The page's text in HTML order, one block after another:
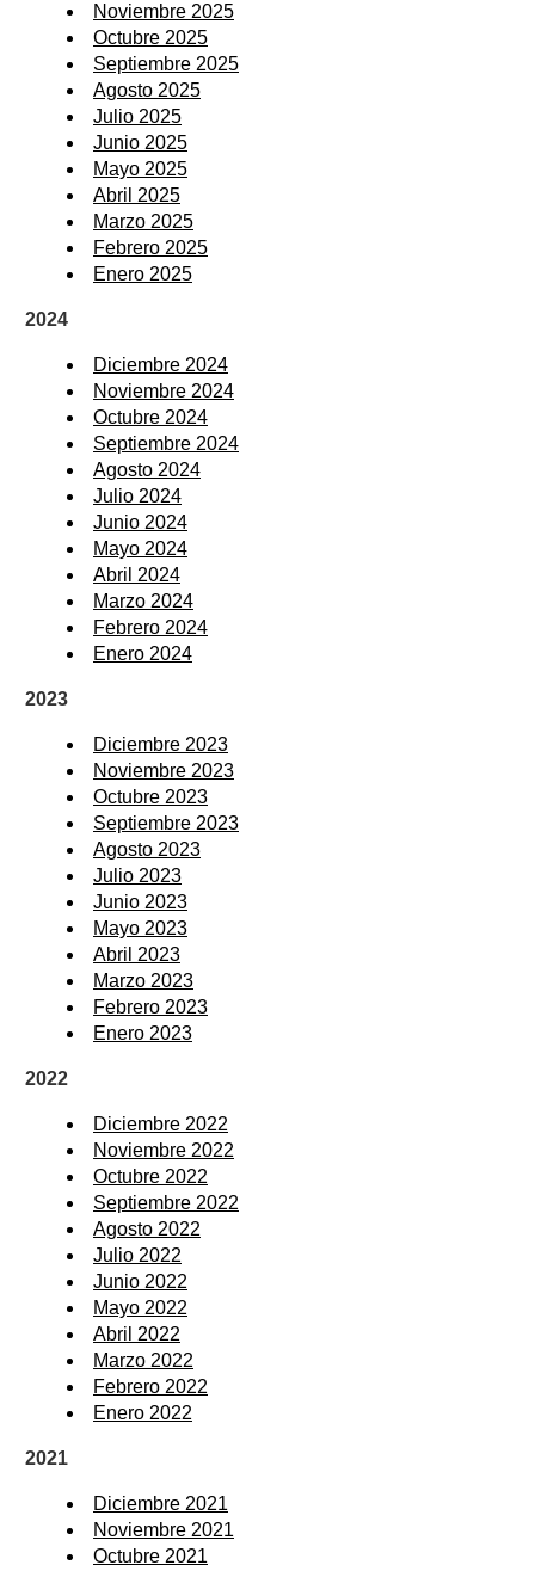
Noviembre 2025
Octubre 2025
Septiembre 2025
Agosto 2025
Julio 2025
Junio 2025
Mayo 2025
Abril 2025
Marzo 2025
Febrero 2025
Enero 2025
2024
Diciembre 2024
Noviembre 2024
Octubre 2024
Septiembre 2024
Agosto 2024
Julio 2024
Junio 2024
Mayo 2024
Abril 2024
Marzo 2024
Febrero 2024
Enero 2024
2023
Diciembre 2023
Noviembre 2023
Octubre 2023
Septiembre 2023
Agosto 2023
Julio 2023
Junio 2023
Mayo 2023
Abril 2023
Marzo 2023
Febrero 2023
Enero 2023
2022
Diciembre 2022
Noviembre 2022
Octubre 2022
Septiembre 2022
Agosto 2022
Julio 2022
Junio 2022
Mayo 2022
Abril 2022
Marzo 2022
Febrero 2022
Enero 2022
2021
Diciembre 2021
Noviembre 2021
Octubre 2021